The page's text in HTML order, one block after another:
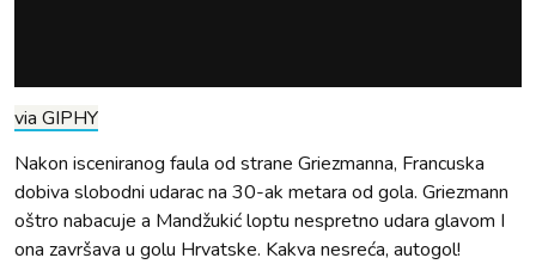
via GIPHY
Nakon isceniranog faula od strane Griezmanna, Francuska
dobiva slobodni udarac na 30-ak metara od gola. Griezmann
oštro nabacuje a Mandžukić loptu nespretno udara glavom I
ona završava u golu Hrvatske. Kakva nesreća, autogol!